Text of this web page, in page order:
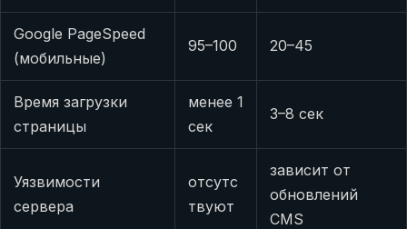
Google PageSpeed
(мобильные)
95–100 20–45
Время загрузки
страницы
менее 1
сек
3–8 сек
Уязвимости
сервера
отсутс
твуют
зависит от
обновлений
CMS